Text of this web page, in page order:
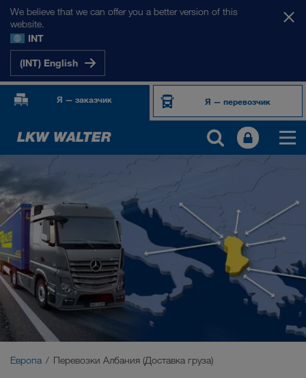
We believe that we can offer you a better version of this
website.
INT
(INT) English
Я — заказчик Я — перевозчик
НАШИ РЫНКИ
Европа
Центральная Азия
Россия
Ближний Восток
Европа Перевозки Албания (Доставка груза)